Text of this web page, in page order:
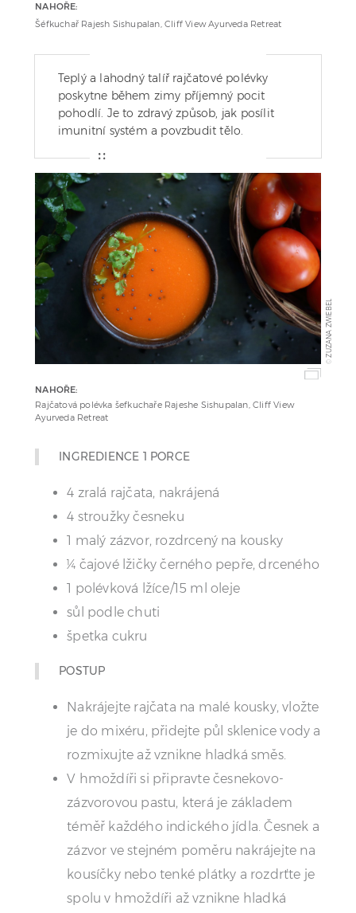
NAHOŘE:
Šéfkuchař Rajesh Sishupalan, Cliff View Ayurveda Retreat
Teplý a lahodný talíř rajčatové polévky
poskytne během zimy příjemný pocit
pohodlí. Je to zdravý způsob, jak posílit
imunitní systém a povzbudit tělo.
©
ZUZANA ZWIEBEL
NAHOŘE:
Rajčatová polévka šefkuchaře Rajeshe Sishupalan, Cliff View
Ayurveda Retreat
INGREDIENCE 1 PORCE
4 zralá rajčata, nakrájená
4 stroužky česneku
1 malý zázvor, rozdrcený na kousky
¼ čajové lžičky černého pepře, drceného
1 polévková lžíce/15 ml oleje
sůl podle chuti
špetka cukru
POSTUP
Nakrájejte rajčata na malé kousky, vložte
je do mixéru, přidejte půl sklenice vody a
rozmixujte až vznikne hladká směs.
V hmoždíři si připravte česnekovo-
zázvorovou pastu, která je základem
téměř každého indického jídla. Česnek a
zázvor ve stejném poměru nakrájejte na
kousíčky nebo tenké plátky a rozdrťte je
spolu v hmoždíři až vznikne hladká